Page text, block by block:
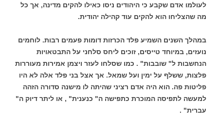
לעולמו אדם שקבע כי היהודים ניסו כאילו להקים מדינה, אך כל
מה שהצליחו הוא להקים עוד קהילה יהודית.
במהלך השנים השמיע פלד הכרזות דומות פעמים רבות. לוחמים
נועזים, במיוחד טייסים, זוכים ליחס סלחני על התבטאויות
הנחשבות ל" שובבות" . כמו שסלחו לעזר ויצמן אמירות מעוררות
פלצות, ששלף על ימין ועל שמאל. אך אצל בני פלד אלה לא היו
פליטות פה. הוא היה אדם רציני שהיתה לו מישנה סדורה הזהה
למעשה לתפיסה המוכרת כתפישה ה" כנענית" , או ליתר דיוק ה"
עברית" .